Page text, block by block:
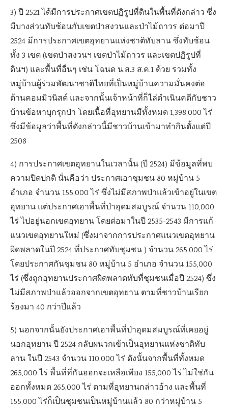
3) ปี 2521 ได้มีการประกาศเขตปฏิรูปที่ดินในพื้นที่ดังกล่าว ซึ่ง
มีบางส่วนทับซ้อนกับเขตป่าสงวนและป่าไม้ถาวร ต่อมาปี
2524 มีการประกาศเขตอุทยานแห่งชาติทับลาน ซึ่งทับซ้อน
ทั้ง 3 เขต (เขตป่าสงวนฯ เขตป่าไม้ถาวร และเขตปฏิรูปที่
ดินฯ) และพื้นที่อื่นๆ เช่น โฉนด น.ส.3 ส.ค.1 ด้วย รวมทั้ง
หมู่บ้านผู้ร่วมพัฒนาชาติไทยที่เป็นหมู่บ้านความมั่นคงต่อ
ต้านคอมมิวนิสต์ และจากนั้นเจ้าหน้าที่ก็ไล่ดำเนินคดีกับชาว
บ้านข้อหาบุกรุกป่า โดยเนื้อที่อุทยานมีทั้งหมด 1,398,000 ไร่
ซึ่งมีข้อมูลว่าพื้นที่ดังกล่าวนี้มีชาวบ้านเข้ามาทำกินตั้งแต่ปี
2508
4) การประกาศเขตอุทยานในเวลานั้น (ปี 2524) มีข้อมูลที่พบ
ความปิดปกติ นั่นคือว่า ประกาศเอาชุมชน 80 หมู่บ้าน 5
อำเภอ จำนวน 155,000 ไร่ ซึ่งไม่มีสภาพป่าแล้วเข้าอยู่ในเขต
อุทยาน แต่ประกาศเอาพื้นที่ป่าอุดมสมบูรณ์ จำนวน 110,000
ไร่ ไปอยู่นอกเขตอุทยาน โดยต่อมาในปี 2535-2543 มีการแก้
แนวเขตอุทยานใหม่ (ซึ่งมาจากการประกาศแนวเขตอุทยาน
ผิดพลาดในปี 2524 ที่ประกาศทับชุมชน ) จำนวน 265,000 ไร่
โดยประกาศกันชุมชน 80 หมู่บ้าน 5 อำเภอ จำนวน 155,000
ไร่ (ซึ่งถูกอุทยานประกาศผิดพลาดทับที่ชุมชนเมื่อปี 2524) ซึ่ง
ไม่มีสภาพป่าแล้วออกจากเขตอุทยาน ตามที่ชาวบ้านเรียก
ร้องมา 40 กว่าปีแล้ว
5) นอกจากนั้นยังประกาศเอาพื้นที่ป่าอุดมสมบูรณ์ที่เคยอยู่
นอกอุทยาน ปี 2524 กลับผนวกเข้าเป็นอุทยานแห่งชาติทับ
ลาน ในปี 2543 จำนวน 110,000 ไร่ ดังนั้นจากพื้นที่ทั้งหมด
265,000 ไร่ พื้นที่ที่กันออกจะเหลือเพียง 155,000 ไร่ ไม่ใช่กัน
ออกทั้งหมด 265,000 ไร่ ตามที่อุทยานกล่าวอ้าง และพื้นที่
155,000 ไร่ก็เป็นชุมชนเป็นหมู่บ้านแล้ว 80 กว่าหมู่บ้าน 5